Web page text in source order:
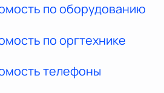
по оборудованию
по оргтехнике
телефоны